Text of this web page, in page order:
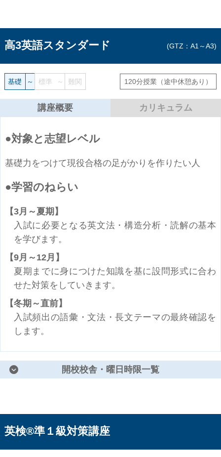
高3英語スタンダード GTZ：A1～A3
120分授業 （途中休憩あり）
基礎 ～ 標準 ～ 難関
開校校舎・曜日時限一覧
講座概要 カリキュラム
対象と志望レベル
基礎力をつけて現役合格の足がかりを作りたい人
学習のねらい
3月～夏期
入試に必要となる英文法・構造分析・読解の基本
を学びます。
9月～12月
夏期までに身につけた知識を基に設問形式に合わ
せた対策をしていきます。
冬期～直前
入試頻出の語彙・文法・長文テーマの最終確認を
します。
英検®準１級対策講座